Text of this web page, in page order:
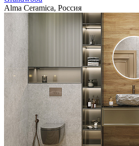
Alma Ceramica, Россия